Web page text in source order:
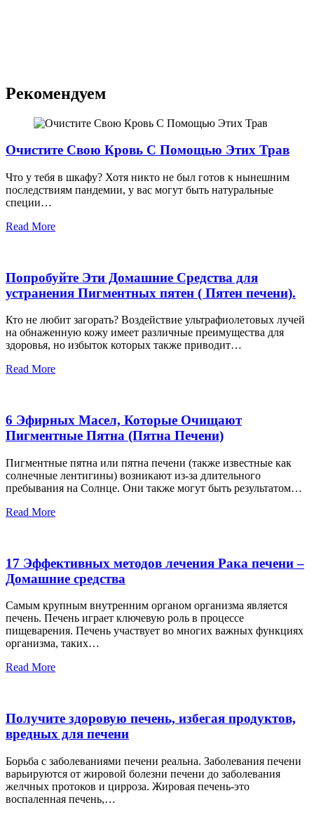
Рекомендуем
Очистите Свою Кровь С Помощью Этих Трав
Что у тебя в шкафу? Хотя никто не был готов к нынешним
последствиям пандемии, у вас могут быть натуральные
специи…
Read More
Попробуйте Эти Домашние Средства для
устранения Пигментных пятен ( Пятен печени).
Кто не любит загорать? Воздействие ультрафиолетовых лучей
на обнаженную кожу имеет различные преимущества для
здоровья, но избыток которых также приводит…
Read More
6 Эфирных Масел, Которые Очищают
Пигментные Пятна (Пятна Печени)
Пигментные пятна или пятна печени (также известные как
солнечные лентигины) возникают из-за длительного
пребывания на Солнце. Они также могут быть результатом…
Read More
17 Эффективных методов лечения Рака печени –
Домашние средства
Самым крупным внутренним органом организма является
печень. Печень играет ключевую роль в процессе
пищеварения. Печень участвует во многих важных функциях
организма, таких…
Read More
Получите здоровую печень, избегая продуктов,
вредных для печени
Борьба с заболеваниями печени реальна. Заболевания печени
варьируются от жировой болезни печени до заболевания
желчных протоков и цирроза. Жировая печень-это
воспаленная печень,…